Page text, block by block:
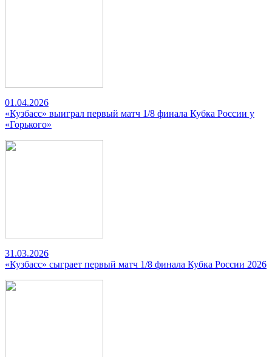
01.04.2026
«Кузбасс» выиграл первый матч 1/8 финала Кубка России у
«Горького»
31.03.2026
«Кузбасс» сыграет первый матч 1/8 финала Кубка России 2026